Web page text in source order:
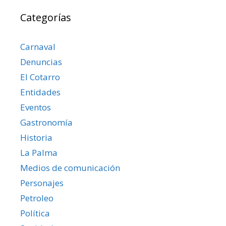
Categorías
Carnaval
Denuncias
El Cotarro
Entidades
Eventos
Gastronomía
Historia
La Palma
Medios de comunicación
Personajes
Petroleo
Política